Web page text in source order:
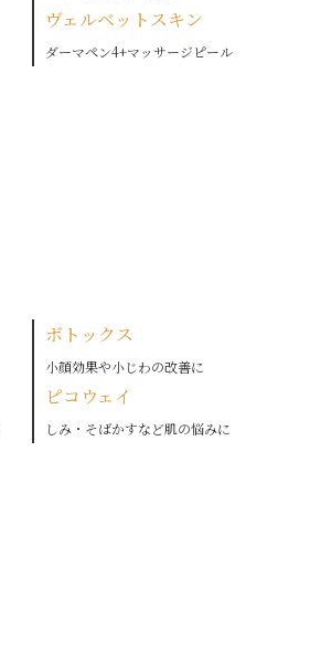
ヴェルベットスキン
ダーマペン4+マッサージピール
ボトックス
小顔効果や小じわの改善に
ピコウェイ
しみ・そばかすなど肌の悩みに